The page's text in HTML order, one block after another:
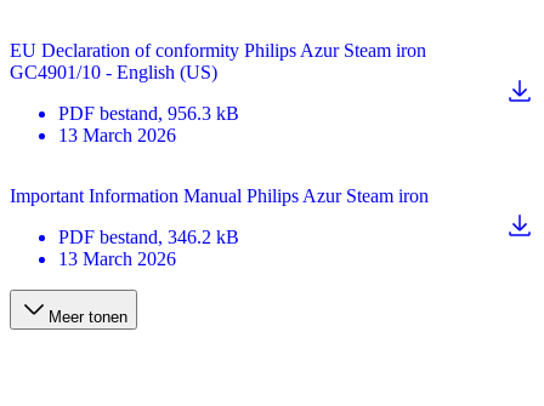
EU Declaration of conformity Philips Azur Steam iron
GC4901/10 - English (US)
PDF bestand, 956.3 kB
13 March 2026
Important Information Manual Philips Azur Steam iron
PDF bestand, 346.2 kB
13 March 2026
Meer tonen